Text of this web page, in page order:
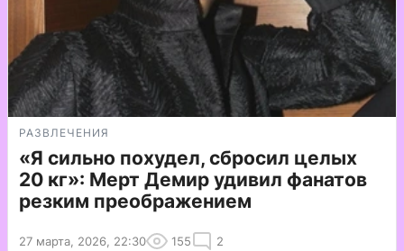
РАЗВЛЕЧЕНИЯ
«Я сильно похудел, сбросил целых
20 кг»: Мерт Демир удивил фанатов
резким преображением
27 марта, 2026, 22:30 155 2